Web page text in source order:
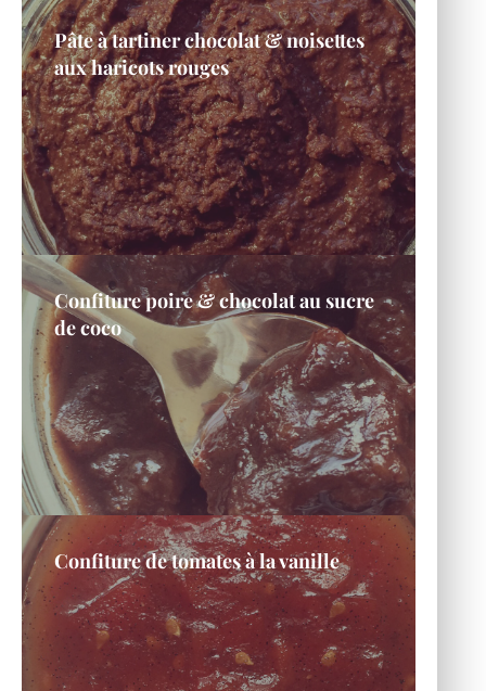
Pâte à tartiner chocolat & noisettes
aux haricots rouges
Confiture poire & chocolat au sucre
de coco
Confiture de tomates à la vanille